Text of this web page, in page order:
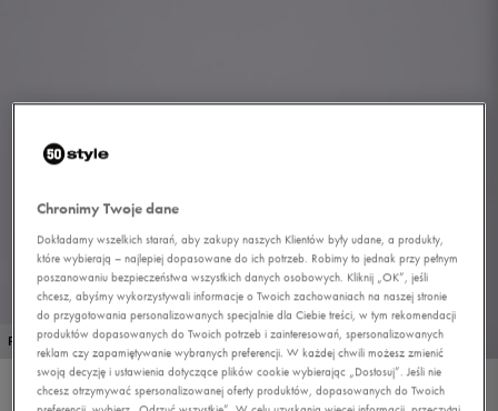
PROMO: DO -30%
NEW BALANCE ML408
Chronimy Twoje dane
Dokładamy wszelkich starań, aby zakupy naszych Klientów były udane, a produkty,
które wybierają – najlepiej dopasowane do ich potrzeb. Robimy to jednak przy pełnym
poszanowaniu bezpieczeństwa wszystkich danych osobowych. Kliknij „OK”, jeśli
chcesz, abyśmy wykorzystywali informacje o Twoich zachowaniach na naszej stronie
do przygotowania personalizowanych specjalnie dla Ciebie treści, w tym rekomendacji
produktów dopasowanych do Twoich potrzeb i zainteresowań, spersonalizowanych
reklam czy zapamiętywanie wybranych preferencji. W każdej chwili możesz zmienić
swoją decyzję i ustawienia dotyczące plików cookie wybierając „Dostosuj”. Jeśli nie
chcesz otrzymywać spersonalizowanej oferty produktów, dopasowanych do Twoich